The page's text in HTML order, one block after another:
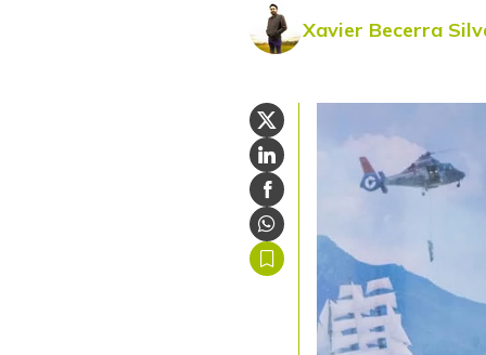
Xavier Becerra